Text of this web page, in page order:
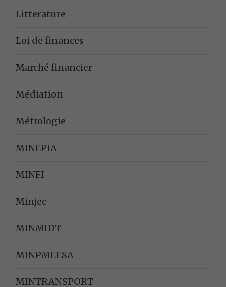
Litterature
Loi de finances
Marché financier
Médiation
Métrologie
MINEPIA
MINFI
Minjec
MINMIDT
MINPMEESA
MINTRANSPORT